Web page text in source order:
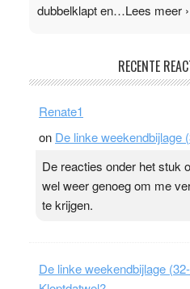
dubbelklapt en…Lees meer ›
Ward van
topsporters. Ze hopen ermee
verlagen terwijl ze meer
gevoel ‘makkelijker te
zijn. Door…Lees meer
topspsort ›
RECENTE
Renate1
on De linke weekendbijlage
De reacties onder het stuk
wel weer genoeg om me
te krijgen.
De linke weekendbijlage